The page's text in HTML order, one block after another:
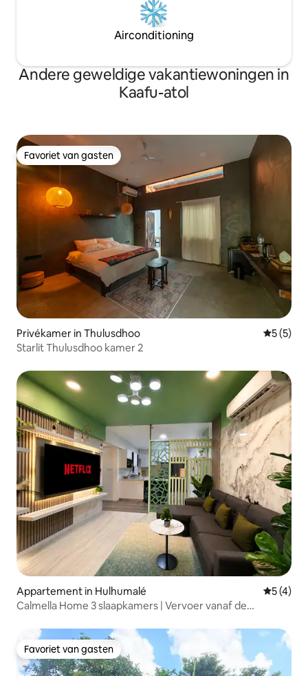
Airconditioning
Andere geweldige vakantiewoningen in
Kaafu-atol
Favoriet van gasten
Favoriet van gasten
Privékamer in Thulusdhoo
5 (5)
Starlit Thulusdhoo kamer 2
Appartement in Hulhumalé
5 (4)
Calmella Home 3 slaapkamers | Vervoer vanaf de
Favoriet van gasten
Favoriet van gasten